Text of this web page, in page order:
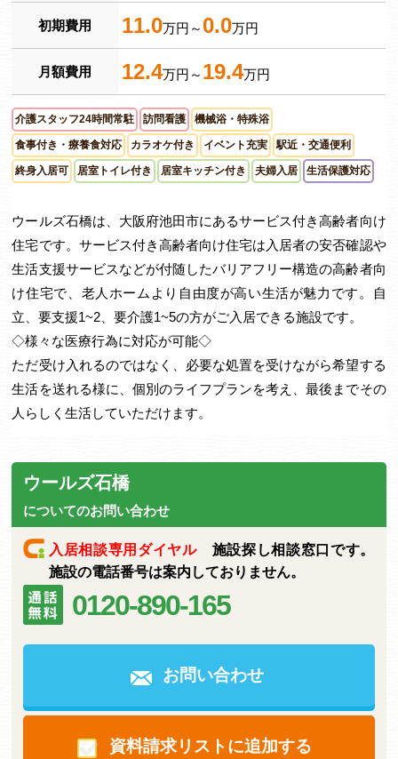
初期費用 11.0万円～ 0.0万円
月額費用 12.4万円～ 19.4万円
介護スタッフ24時間常駐 訪問看護 機械浴・特殊浴
食事付き・療養食対応 カラオケ付き イベント充実 駅近・交通便利
終身入居可 居室トイレ付き 居室キッチン付き 夫婦入居 生活保護対応
ウールズ石橋は、大阪府池田市にあるサービス付き高齢者向け
住宅です。サービス付き高齢者向け住宅は入居者の安否確認や
生活支援サービスなどが付随したバリアフリー構造の高齢者向
け住宅で、老人ホームより自由度が高い生活が魅力です。自
立、要支援1~2、要介護1~5の方がご入居できる施設です。
◇様々な医療行為に対応が可能◇
ただ受け入れるのではなく、必要な処置を受けながら希望する
生活を送れる様に、個別のライフプランを考え、最後までその
人らしく生活していただけます。
ウールズ石橋
についてのお問い合わせ
入居相談専用ダイヤル施設探し相談窓口です。
施設の電話番号は案内しておりません。
0120-890-165
お問い合わせ
資料請求リストに追加する